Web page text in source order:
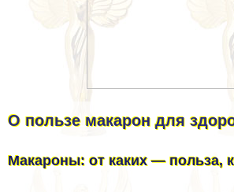
О пользе макарон для
Макароны: от каких — польза,